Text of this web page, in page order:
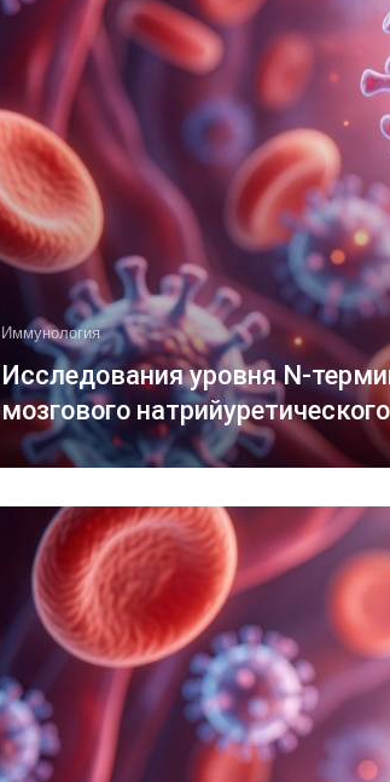
Иммунология
Исследования уровня N-
мозгового